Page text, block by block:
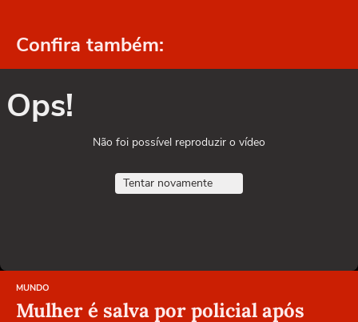
Confira também:
Ops!
Não foi possível reproduzir o vídeo
Tentar novamente
MUNDO
Mulher é salva por policial após